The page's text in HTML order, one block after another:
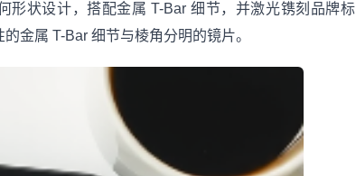
形状设计，搭配金属 T-Bar 细节，并激光镌刻品牌标
金属 T-Bar 细节与棱角分明的镜片。